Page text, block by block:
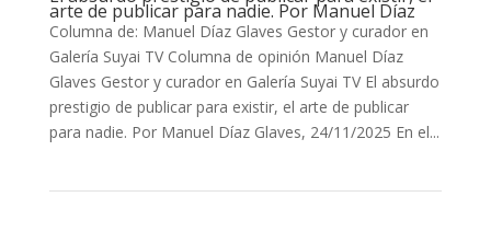
arte de publicar para nadie. Por Manuel Díaz
Columna de: Manuel Díaz Glaves Gestor y curador en
Galería Suyai TV Columna de opinión Manuel Díaz
Glaves Gestor y curador en Galería Suyai TV El absurdo
prestigio de publicar para existir, el arte de publicar
para nadie. Por Manuel Díaz Glaves, 24/11/2025 En el...